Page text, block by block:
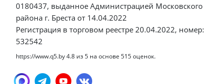
0180437, выданное Администрацией Московского
района г. Бреста от 14.04.2022
Регистрация в торговом реестре 20.04.2022, номер:
532542
https://www.q5.by4.8 из5 на основе 515оценок.